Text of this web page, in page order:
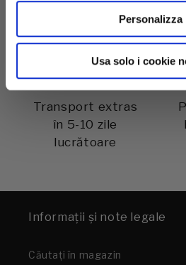
Personalizza
Usa solo i cookie
Transport extras
în 5-10 zile
lucrătoare
Informații și note legale
Căutați în magazin